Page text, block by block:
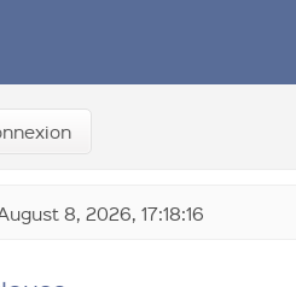
8, 2026, 17:18:16